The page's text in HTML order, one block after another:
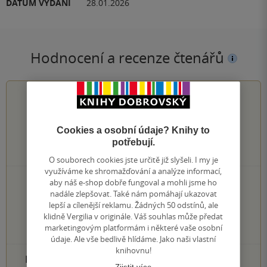
DATUM VYDÁNÍ 28.01.2026
Hodnocení a recenze čtenářů
4.8z5
3×
5 hvězdiček
1×
4 hvězdičky
0×
3 hvězdičky
0×
2 hvězdičky
0×
1 hvezdička
PŘIDEJTE SVÉ HODNOCENÍ PRODUKTU
Cookies a osobní údaje? Knihy to
potřebují.
O souborech cookies jste určitě již slyšeli. I my je
využíváme ke shromažďování a analýze informací,
aby náš e-shop dobře fungoval a mohli jsme ho
nadále zlepšovat. Také nám pomáhají ukazovat
lepší a cílenější reklamu. Žádných 50 odstínů, ale
klidně Vergilia v originále. Váš souhlas může předat
marketingovým platformám i některé vaše osobní
údaje. Ale vše bedlivě hlídáme. Jako naši vlastní
knihovnu!